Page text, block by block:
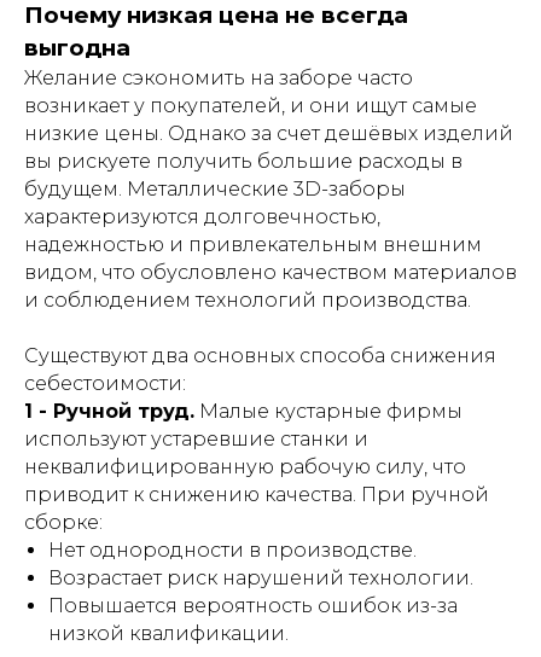
Почему низкая цена не всегда
выгодна
Желание сэкономить на заборе часто
возникает у покупателей, и они ищут самые
низкие цены. Однако за счет дешёвых изделий
вы рискуете получить большие расходы в
будущем. Металлические 3D-заборы
характеризуются долговечностью,
надежностью и привлекательным внешним
видом, что обусловлено качеством материалов
и соблюдением технологий производства.
Существуют два основных способа снижения
себестоимости:
1 - Ручной труд. Малые кустарные фирмы
используют устаревшие станки и
неквалифицированную рабочую силу, что
приводит к снижению качества. При ручной
сборке:
Нет однородности в производстве.
Возрастает риск нарушений технологии.
Повышается вероятность ошибок из-за
низкой квалификации.